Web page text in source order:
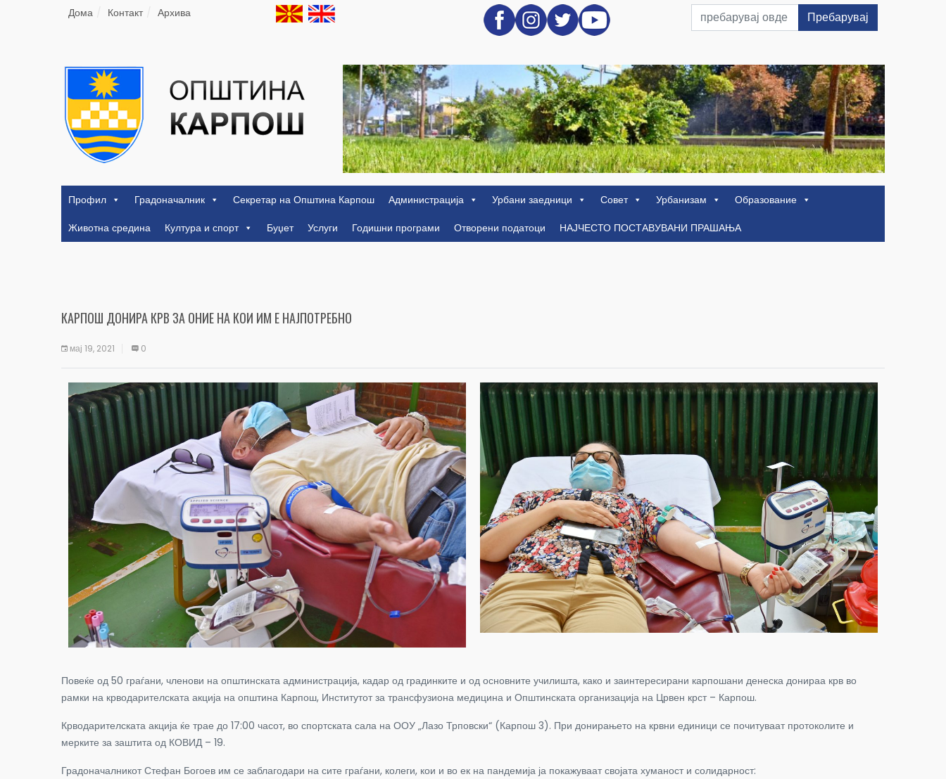
Дома Контакт Архива Пребарувај
Профил Градоначалник Секретар на Општина Карпош Администрација Урбани заедници Совет Урбанизам
Образование
Животна средина
Култура и спорт Буџет Услуги Годишни програми Отворени податоци НАЈЧЕСТО ПОСТАВУВАНИ ПРАШАЊА
КАРПОШ ДОНИРА КРВ ЗА ОНИЕ НА КОИ ИМ Е НАЈПОТРЕБНО
мај 19, 2021 0
Повеќе од 50 граѓани, членови на општинската администрација, кадар од градинките и од основните училишта, како и заинтересирани карпошани денеска донираа крв во
рамки на крводарителската акција на општина Карпош, Институтот за трансфузиона медицина и Општинската организација на Црвен крст – Карпош.
Крводарителската акција ќе трае до 17:00 часот, во спортската сала на ООУ „Лазо Трповски“ (Карпош 3). При донирањето на крвни единици се почитуваат протоколите и
мерките за заштита од КОВИД – 19.
Градоначалникот Стефан Богоев им се заблагодари на сите граѓани, колеги, кои и во ек на пандемија ја покажуваат својата хуманост и солидарност: